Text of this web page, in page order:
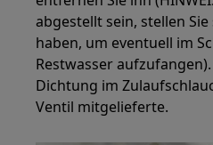
abgestellt sein, stellen Sie
haben, um eventuell im
Restwasser
Dichtung im
Ventil mitgelieferte.